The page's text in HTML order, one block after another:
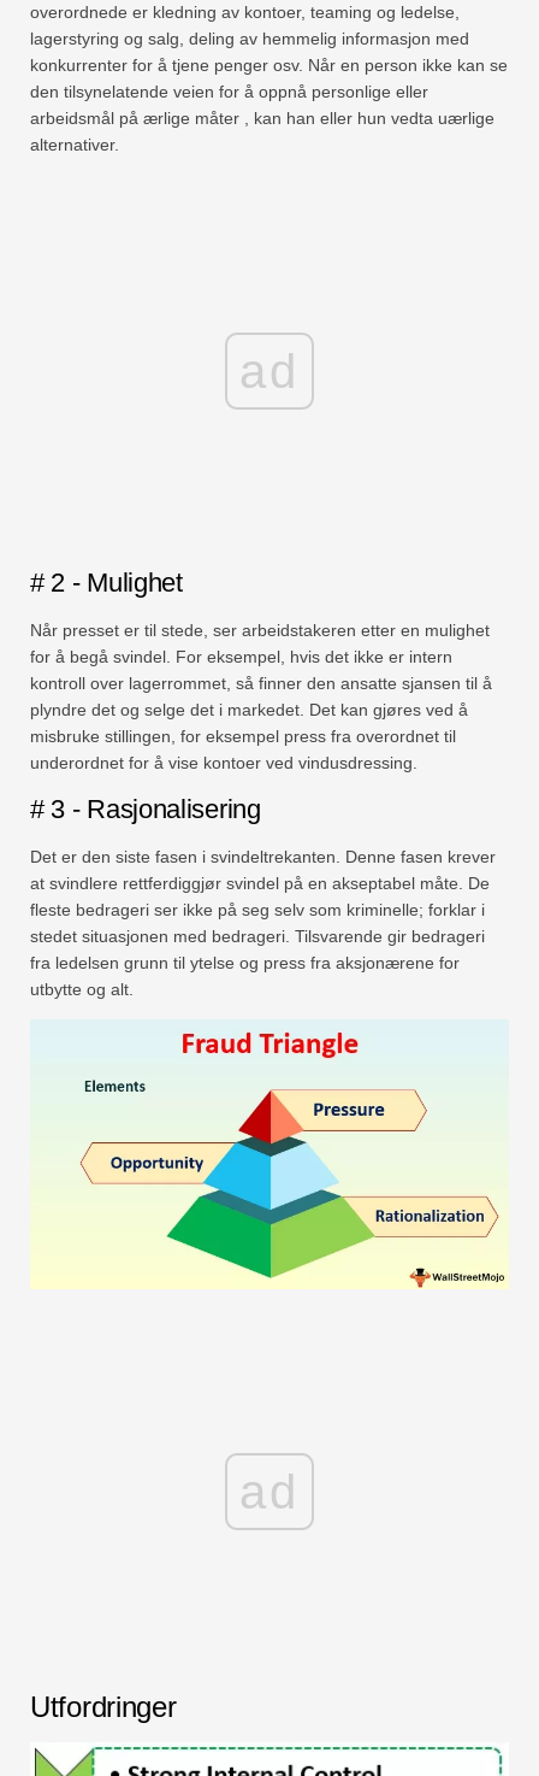
overordnede er kledning av kontoer, teaming og ledelse,
lagerstyring og salg, deling av hemmelig informasjon med
konkurrenter for å tjene penger osv. Når en person ikke kan se
den tilsynelatende veien for å oppnå personlige eller
arbeidsmål på ærlige måter , kan han eller hun vedta uærlige
alternativer.
ad
# 2 - Mulighet
Når presset er til stede, ser arbeidstakeren etter en mulighet
for å begå svindel. For eksempel, hvis det ikke er intern
kontroll over lagerrommet, så finner den ansatte sjansen til å
plyndre det og selge det i markedet. Det kan gjøres ved å
misbruke stillingen, for eksempel press fra overordnet til
underordnet for å vise kontoer ved vindusdressing.
# 3 - Rasjonalisering
Det er den siste fasen i svindeltrekanten. Denne fasen krever
at svindlere rettferdiggjør svindel på en akseptabel måte. De
fleste bedrageri ser ikke på seg selv som kriminelle; forklar i
stedet situasjonen med bedrageri. Tilsvarende gir bedrageri
fra ledelsen grunn til ytelse og press fra aksjonærene for
utbytte og alt.
ad
Utfordringer